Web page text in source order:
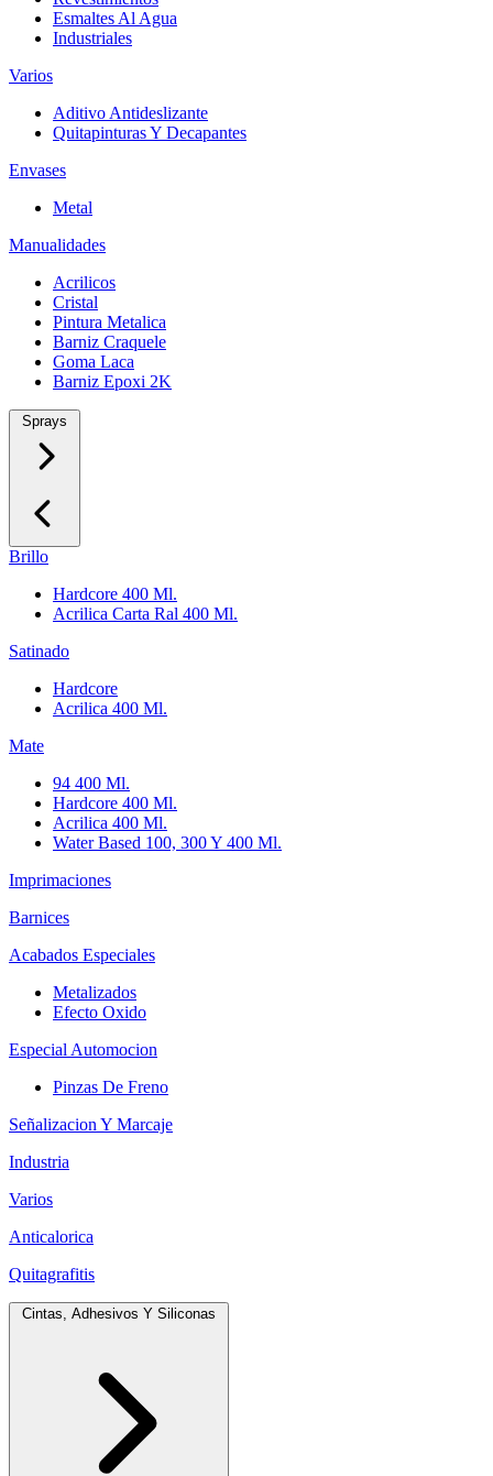
Esmaltes Al Agua
Industriales
Varios
Aditivo Antideslizante
Quitapinturas Y Decapantes
Envases
Metal
Manualidades
Acrilicos
Cristal
Pintura Metalica
Barniz Craquele
Goma Laca
Barniz Epoxi 2K
Sprays
Brillo
Hardcore 400 Ml.
Acrilica Carta Ral 400 Ml.
Satinado
Hardcore
Acrilica 400 Ml.
Mate
94 400 Ml.
Hardcore 400 Ml.
Acrilica 400 Ml.
Water Based 100, 300 Y 400 Ml.
Imprimaciones
Barnices
Acabados Especiales
Metalizados
Efecto Oxido
Especial Automocion
Pinzas De Freno
Señalizacion Y Marcaje
Industria
Varios
Anticalorica
Quitagrafitis
Cintas, Adhesivos Y Siliconas